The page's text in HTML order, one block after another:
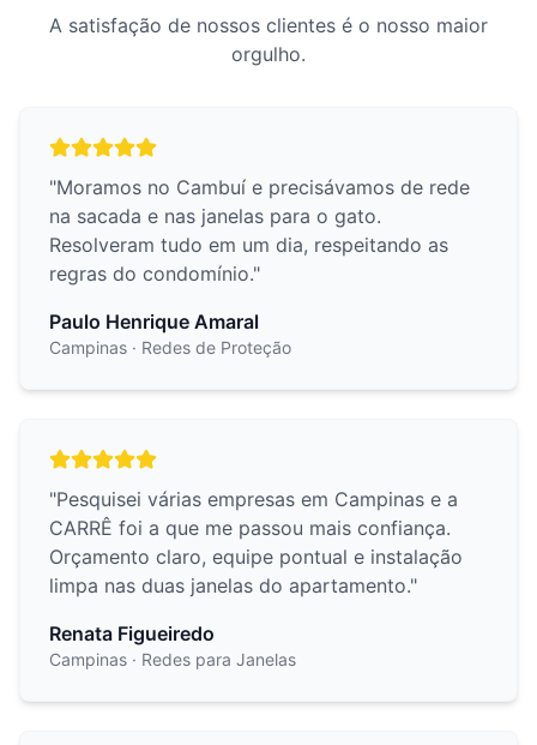
A satisfação de nossos clientes é o nosso maior
orgulho.
"Moramos no Cambuí e precisávamos de rede
na sacada e nas janelas para o gato.
Resolveram tudo em um dia, respeitando as
regras do condomínio."
Paulo Henrique Amaral
Campinas · Redes de Proteção
"Pesquisei várias empresas em Campinas e a
CARRÊ foi a que me passou mais confiança.
Orçamento claro, equipe pontual e instalação
limpa nas duas janelas do apartamento."
Renata Figueiredo
Campinas · Redes para Janelas